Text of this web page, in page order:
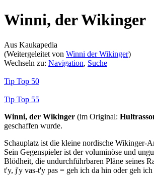
Winni, der Wikinger
Aus Kaukapedia
(Weitergeleitet von Winni der Wikinger)
Wechseln zu: Navigation, Suche
Tip Top 50
Tip Top 55
Winni, der Wikinger (im Original:
geschaffen wurde.
Schauplatz ist die kleine nordische Wikinger-
Sein Gegenspieler ist der voluminöse und
Blödheit, die undurchführbaren Pläne seines
t'y, j'y vas-t'y pas = geh ich da hin oder geh